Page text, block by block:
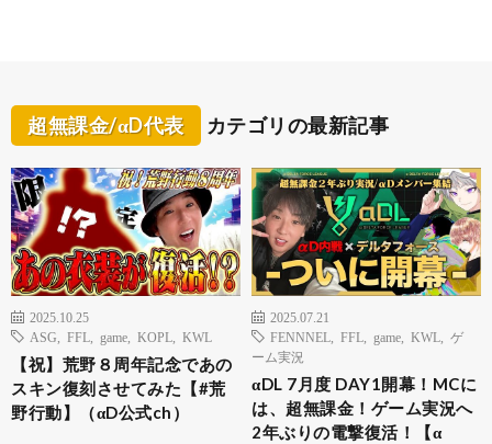
超無課金/αD代表 カテゴリの最新記事
2025.10.25
ASG
FFL game KOPL KWL
【祝】荒野８周年記念であの
スキン復刻させてみた【#荒
野行動】（αD公式ch）
2025.07.21
FENNNEL
FFL game KWL
ゲ
ーム実況
αDL 7月度 DAY1開幕！MCに
は、超無課金！ゲーム実況へ
2年ぶりの電撃復活！【α